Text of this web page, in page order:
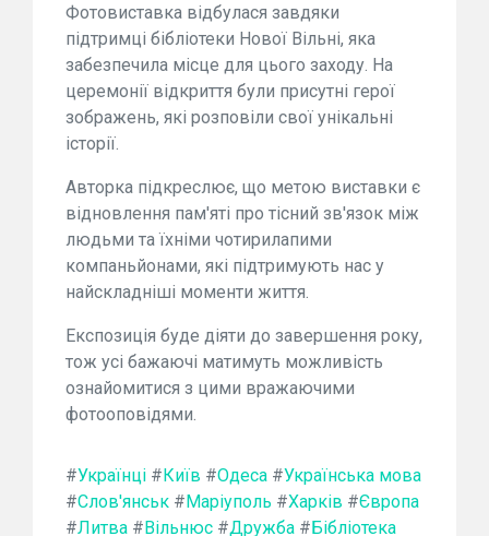
Фотовиставка відбулася завдяки
підтримці бібліотеки Нової Вільні, яка
забезпечила місце для цього заходу. На
церемонії відкриття були присутні герої
зображень, які розповіли свої унікальні
історії.
Авторка підкреслює, що метою виставки є
відновлення пам'яті про тісний зв'язок між
людьми та їхніми чотирилапими
компаньйонами, які підтримують нас у
найскладніші моменти життя.
Експозиція буде діяти до завершення року,
тож усі бажаючі матимуть можливість
ознайомитися з цими вражаючими
фотооповідями.
#Українці #Київ #Одеса #Українська мова
#Слов'янськ #Маріуполь #Харків #Європа
#Литва #Вільнюс #Дружба #Бібліотека